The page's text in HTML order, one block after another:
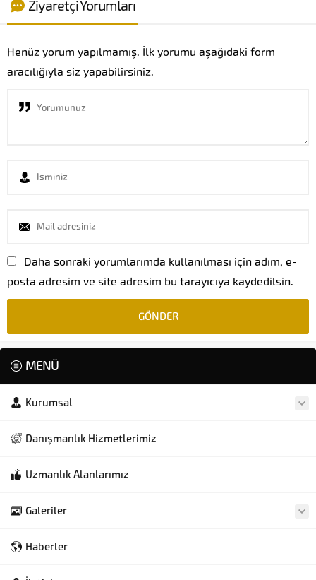
Ziyaretçi Yorumları
Henüz yorum yapılmamış. İlk yorumu aşağıdaki form
aracılığıyla siz yapabilirsiniz.
Daha sonraki yorumlarımda kullanılması için adım, e-
posta adresim ve site adresim bu tarayıcıya kaydedilsin.
MENÜ
Kurumsal
Danışmanlık Hizmetlerimiz
Uzmanlık Alanlarımız
Galeriler
Haberler